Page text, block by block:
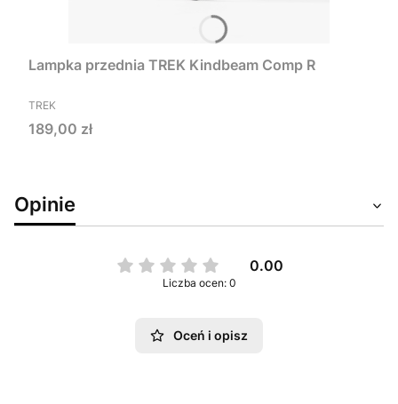
Lampka przednia TREK Kindbeam Comp R
PRODUCENT
TREK
Cena
189,00 zł
Opinie
0.00
Liczba ocen: 0
Oceń i opisz